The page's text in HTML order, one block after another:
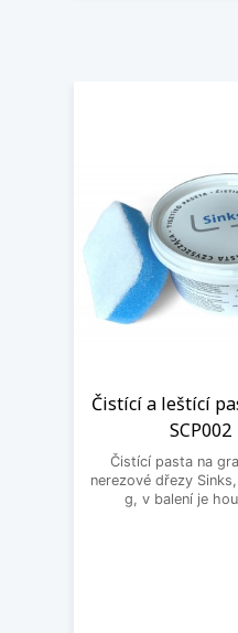
Čistící a leštící
SCP002
Čistící pasta na
nerezové dřezy
g, v balení je